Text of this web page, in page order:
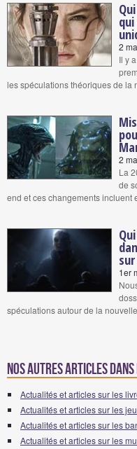
2
Il y
les spéculations théoriques de la
2
La
de
end et ces changements incluent
1er
spéculations autour de la
Nos autres articles
Actualités et articles sur les
Actualités et articles sur les
Actualités et articles sur les
Actualités et articles sur les